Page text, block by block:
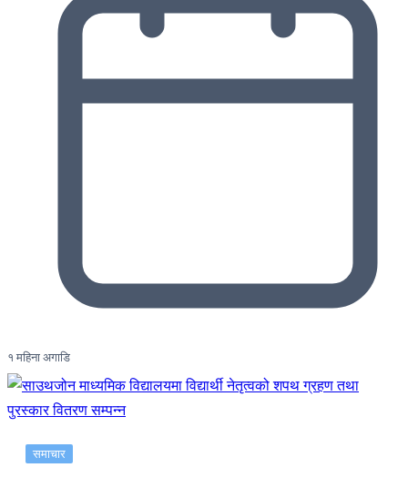
१ महिना अगाडि
समाचार